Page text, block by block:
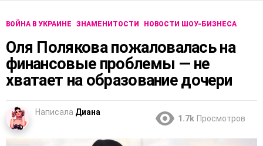
ВОЙНА В УКРАИНЕ ЗНАМЕНИТОСТИ НОВОСТИ ШОУ-БИЗНЕСА
Оля Полякова пожаловалась на
финансовые проблемы — не
хватает на образование дочери
Написала Диана
1.7k Просмотров